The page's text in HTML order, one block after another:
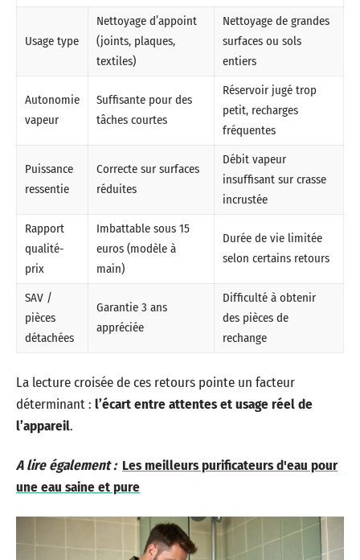
Usage type
Nettoyage d’appoint
(joints, plaques,
textiles)
Nettoyage de grandes
surfaces ou sols
entiers
Autonomie
vapeur
Suffisante pour des
tâches courtes
Réservoir jugé trop
petit, recharges
fréquentes
Puissance
ressentie
Correcte sur surfaces
réduites
Débit vapeur
insuffisant sur crasse
incrustée
Rapport
qualité-
prix
Imbattable sous 15
euros (modèle à
main)
Durée de vie limitée
selon certains retours
SAV /
pièces
détachées
Garantie 3 ans
appréciée
Difficulté à obtenir
des pièces de
rechange
La lecture croisée de ces retours pointe un facteur
déterminant : l’écart entre attentes et usage réel de
l’appareil.
A lire également : Les meilleurs purificateurs d'eau pour
une eau saine et pure